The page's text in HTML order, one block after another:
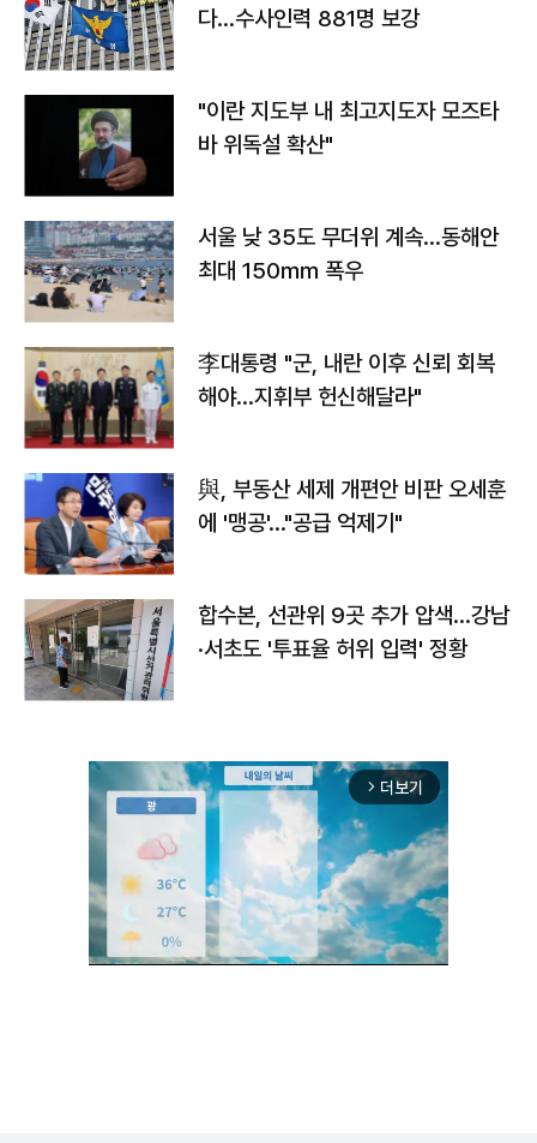
다…수사인력 881명 보강
"이란 지도부 내 최고지도자 모즈타
바 위독설 확산"
서울 낮 35도 무더위 계속…동해안
최대 150㎜ 폭우
李대통령 "군, 내란 이후 신뢰 회복
해야…지휘부 헌신해달라"
與, 부동산 세제 개편안 비판 오세훈
에 '맹공'…"공급 억제기"
합수본, 선관위 9곳 추가 압색…강남
·서초도 '투표율 허위 입력' 정황
arrow_forward_ios 더보기